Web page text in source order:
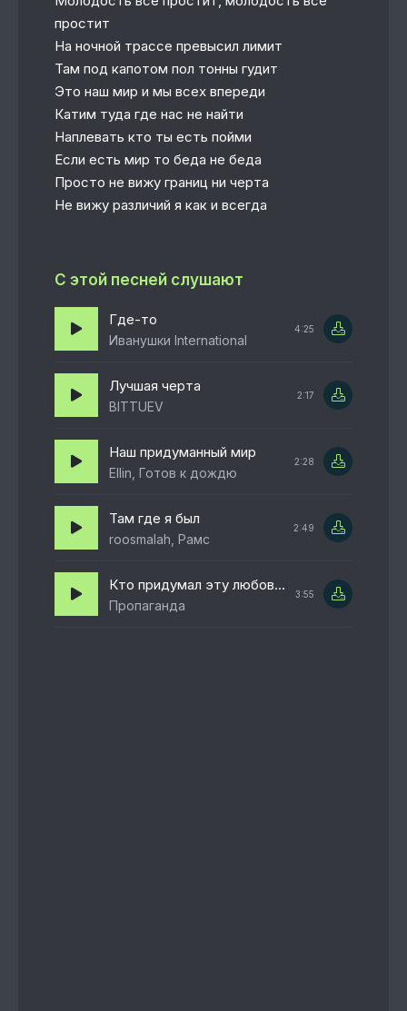
простит
На ночной трассе превысил лимит
Там под капотом пол тонны гудит
Это наш мир и мы всех впереди
Катим туда где нас не найти
Наплевать кто ты есть пойми
Если есть мир то беда не беда
Просто не вижу границ ни черта
Не вижу различий я как и всегда
С этой песней слушают
Где-то
Иванушки International
4:25
Лучшая черта
BITTUEV
2:17
Наш придуманный мир
Ellin, Готов к дождю
2:28
Там где я был
roosmalah, Рамс
2:49
Кто придумал эту любовь?
Пропаганда
3:55